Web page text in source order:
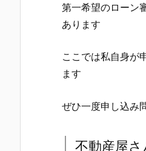
第一希望のローン
あります
ここでは私自身が
ます
ぜひ一度申し込み
不動産屋